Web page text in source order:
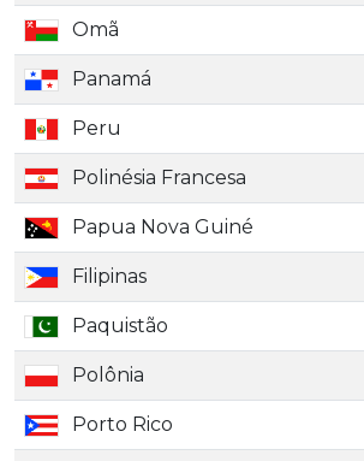
Omã
Panamá
Peru
Polinésia Francesa
Papua Nova Guiné
Filipinas
Paquistão
Polônia
Porto Rico